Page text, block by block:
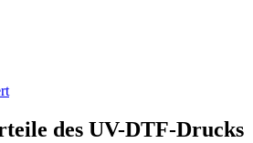
des UV-DTF-Drucks